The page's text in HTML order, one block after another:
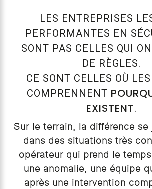
LES ENTREPRISES
PERFORMANTES EN
SONT PAS CELLES QUI
DE RÈGLES.
CE SONT CELLES OÙ
COMPRENNENT
EXISTENT.
Sur le terrain, la différence se
dans des situations très
opérateur qui prend le
une anomalie, une équipe
après une intervention